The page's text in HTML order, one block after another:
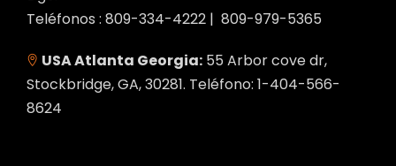
Teléfonos : 809-334-4222 | 809-979-5365
USA Atlanta Georgia: 55 Arbor cove dr,
Stockbridge, GA, 30281. Teléfono: 1-404-566-
8624